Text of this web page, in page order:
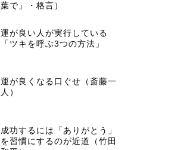
葉で」・格言）
運が良い人が実行している
「ツキを呼ぶ3つの方法」
運が良くなる口ぐせ（斎藤一
人）
成功するには「ありがとう」
を習慣にするのが近道（竹田